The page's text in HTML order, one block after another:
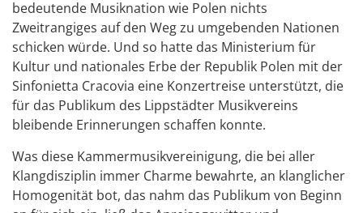
bedeutende Musiknation wie Polen nichts
Zweitrangiges auf den Weg zu umgebenden Nationen
schicken würde. Und so hatte das Ministerium für
Kultur und nationales Erbe der Republik Polen mit der
Sinfonietta Cracovia eine Konzertreise unterstützt, die
für das Publikum des Lippstädter Musikvereins
bleibende Erinnerungen schaffen konnte.
Was diese Kammermusikvereinigung, die bei aller
Klangdisziplin immer Charme bewahrte, an klanglicher
Homogenität bot, das nahm das Publikum von Beginn